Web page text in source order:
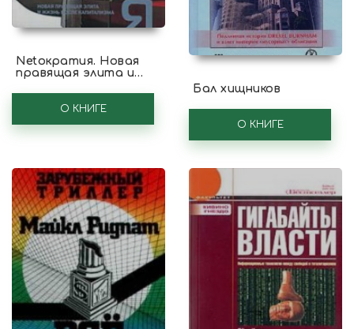
Nеtократия. Новая
правящая элита и
капитализма
О КНИГЕ
Бал хищников
О КНИГЕ